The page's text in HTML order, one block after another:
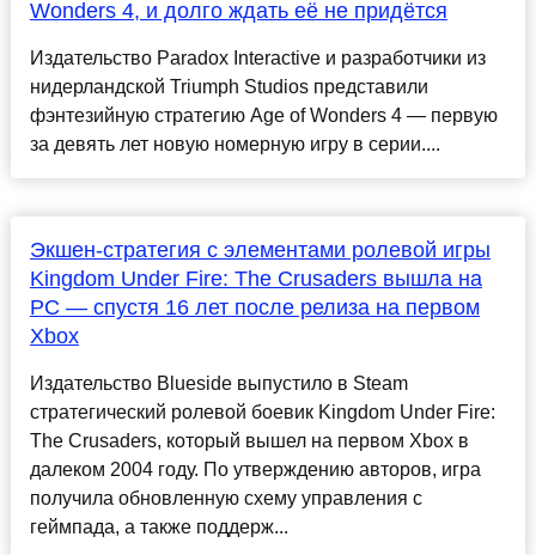
Wonders 4, и долго ждать её не придётся
Издательство Paradox Interactive и разработчики из
нидерландской Triumph Studios представили
фэнтезийную стратегию Age of Wonders 4 — первую
за девять лет новую номерную игру в серии....
Экшен-стратегия с элементами ролевой игры
Kingdom Under Fire: The Crusaders вышла на
PC — спустя 16 лет после релиза на первом
Xbox
Издательство Blueside выпустило в Steam
стратегический ролевой боевик Kingdom Under Fire:
The Crusaders, который вышел на первом Xbox в
далеком 2004 году. По утверждению авторов, игра
получила обновленную схему управления с
геймпада, а также поддерж...